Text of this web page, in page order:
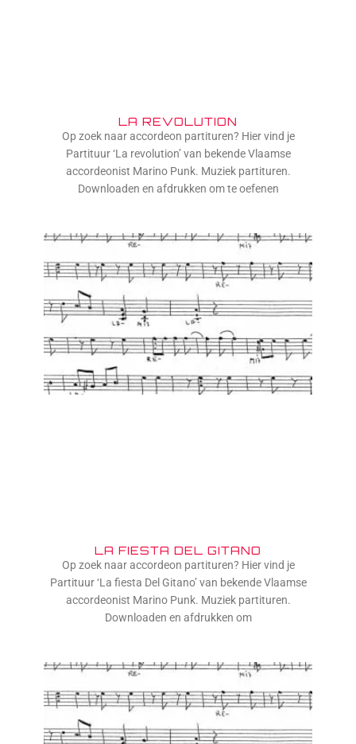
LA REVOLUTION
Op zoek naar accordeon partituren? Hier vind je
Partituur ‘La revolution’ van bekende Vlaamse
accordeonist Marino Punk. Muziek partituren.
Downloaden en afdrukken om te oefenen
LA FIESTA DEL GITANO
Op zoek naar accordeon partituren? Hier vind je
Partituur ‘La fiesta Del Gitano’ van bekende Vlaamse
accordeonist Marino Punk. Muziek partituren.
Downloaden en afdrukken om